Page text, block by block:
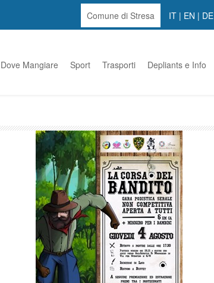
Comune di Stresa IT | EN | DE
Dove Mangiare Sport Trasporti Depliants e Info